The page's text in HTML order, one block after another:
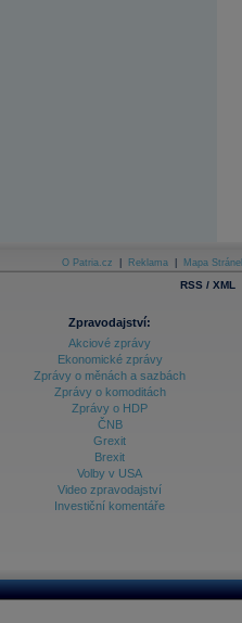
O Patria.cz Reklama Mapa
RSS / XML
Zpravodajství:
Akciové zprávy
Ekonomické zprávy
Zprávy o měnách a sazbách
Zprávy o komoditách
Zprávy o HDP
ČNB
Grexit
Brexit
Volby v USA
Video zpravodajství
Investiční komentáře